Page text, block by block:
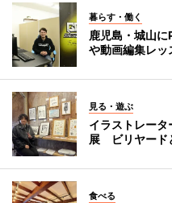
暮らす・働く
鹿児島・城山
や動画編集レッ
見る・遊ぶ
イラストレー
展 ビリヤード
食べる